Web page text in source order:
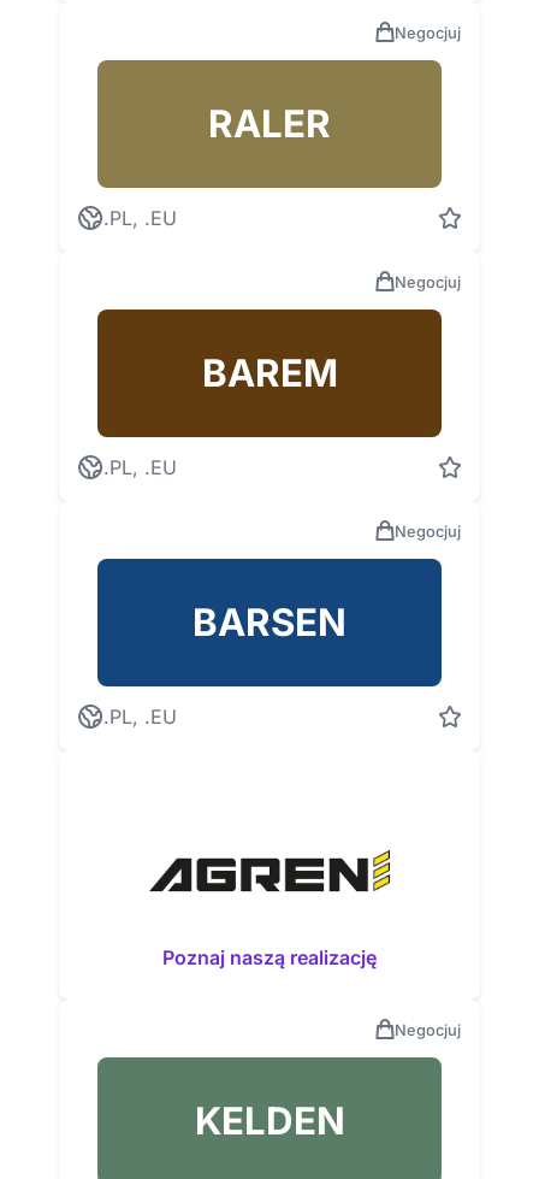
Negocjuj
RALER
.PL, .EU
Negocjuj
BAREM
.PL, .EU
Negocjuj
BARSEN
.PL, .EU
Poznaj naszą realizację
Negocjuj
KELDEN